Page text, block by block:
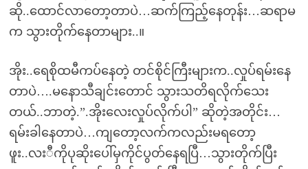
ဆို..ထောင်လာတော့တာပဲ…ဆက်ကြည့်နေတုန်း…ဆရာမ
က သွားတိုက်နေတာများ..။
အိုး..ရေစိုထမီကပ်နေတဲ့ တင်စိုင်ကြီးများက..လှုပ်ရမ်းနေ
တာပဲ….မနောသီချင်းတောင် သွားသတိရလိုက်သေး
တယ်..ဘာတဲ့.”.အိုးလေးလှုပ်လိုက်ပါ” ဆိုတဲ့အတိုင်း…
ရမ်းခါနေတာပဲ…ကျတော့လက်ကလည်းမရတော့
ဖူး..လးီကိုပုဆိုးပေါ်မှကိုင်ပွတ်နေရပြီ…သွားတိုက်ပြီး